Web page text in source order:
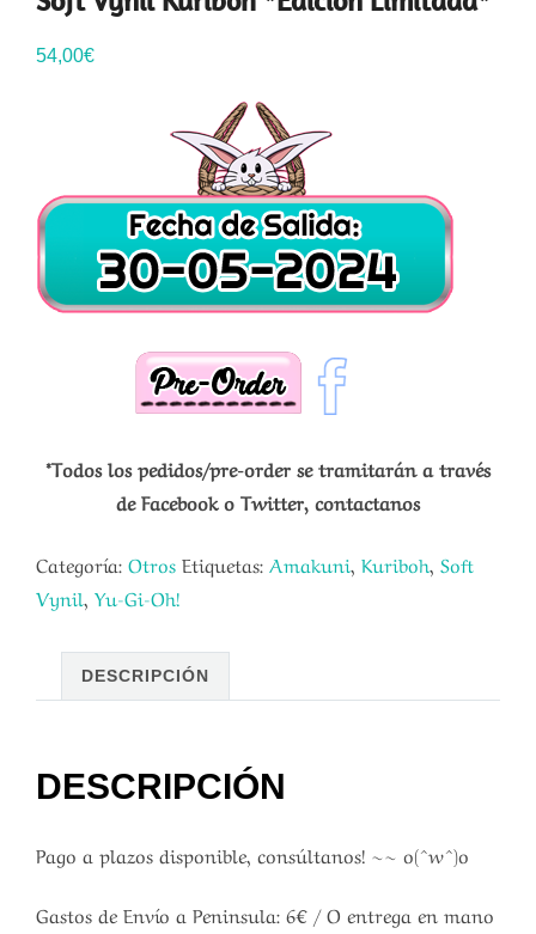
54,00€
*Todos los pedidos/pre-order se tramitarán a través
de Facebook o Twitter, contactanos
Categoría: Otros Etiquetas: Amakuni, Kuriboh, Soft
Vynil, Yu-Gi-Oh!
DESCRIPCIÓN
DESCRIPCIÓN
Pago a plazos disponible, consúltanos! ~~ o(^w^)o
Gastos de Envío a Peninsula: 6€ / O entrega en mano